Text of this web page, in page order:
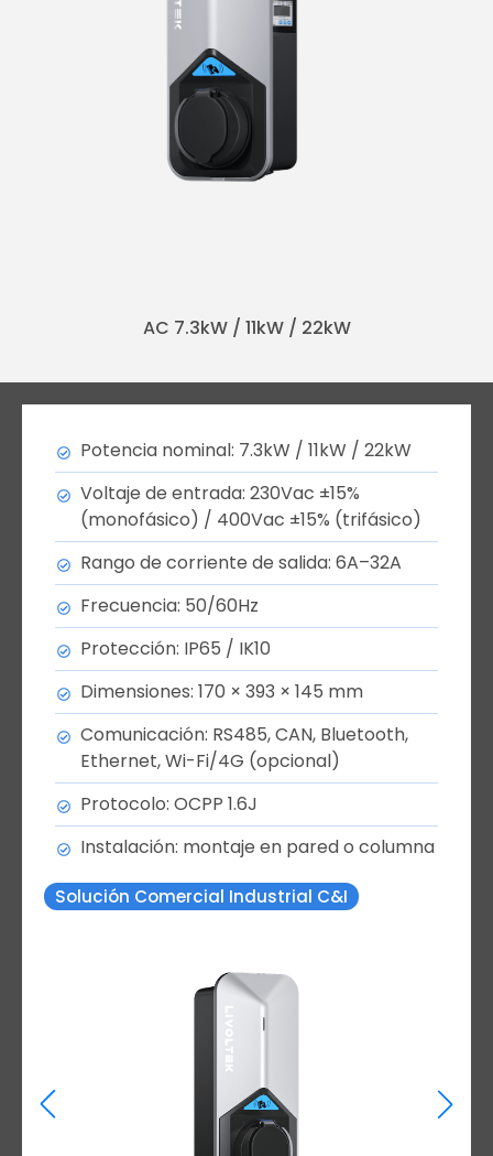
AC 7.3kW / 11kW / 22kW
Potencia nominal: 7.3kW / 11kW / 22kW
Voltaje de entrada: 230Vac ±15%
(monofásico) / 400Vac ±15% (trifásico)
Rango de corriente de salida: 6A–32A
Frecuencia: 50/60Hz
Protección: IP65 / IK10
Dimensiones: 170 × 393 × 145 mm
Comunicación: RS485, CAN, Bluetooth,
Ethernet, Wi-Fi/4G (opcional)
Protocolo: OCPP 1.6J
Instalación: montaje en pared o columna
Solución Comercial Industrial C&I